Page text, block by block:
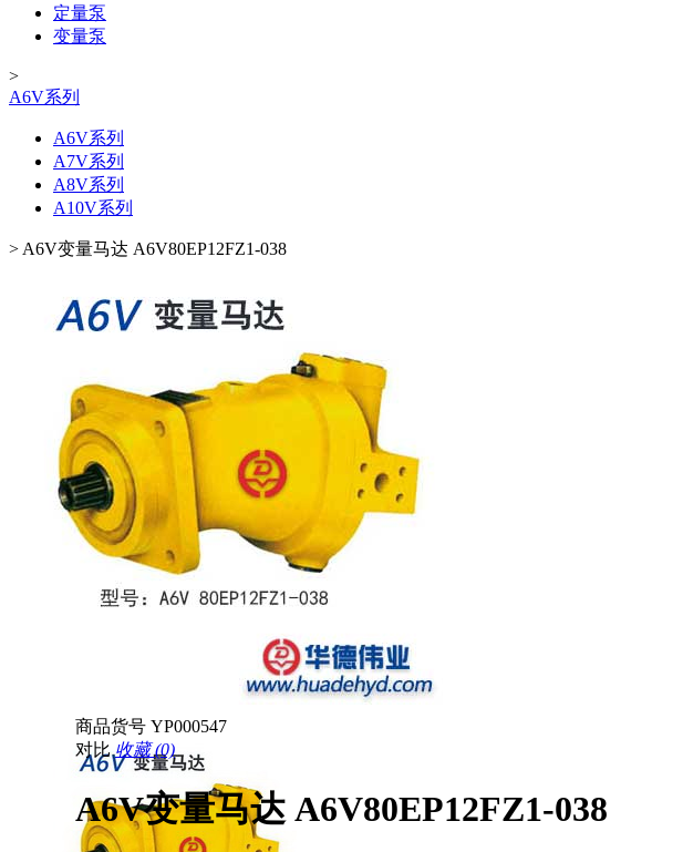
定量泵
变量泵
>
A6V系列
A6V系列
A7V系列
A8V系列
A10V系列
> A6V变量马达 A6V80EP12FZ1-038
商品货号 YP000547
对比 收藏 (0)
A6V变量马达 A6V80EP12FZ1-038